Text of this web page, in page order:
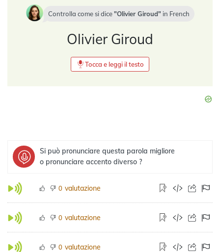
Controlla come si dice Olivier Giroud in French
Olivier Giroud
Tocca e leggi il testo
Si può pronunciare questa parola migliore
o pronunciare accento diverso ?
0 valutazione
0 valutazione
0 valutazione